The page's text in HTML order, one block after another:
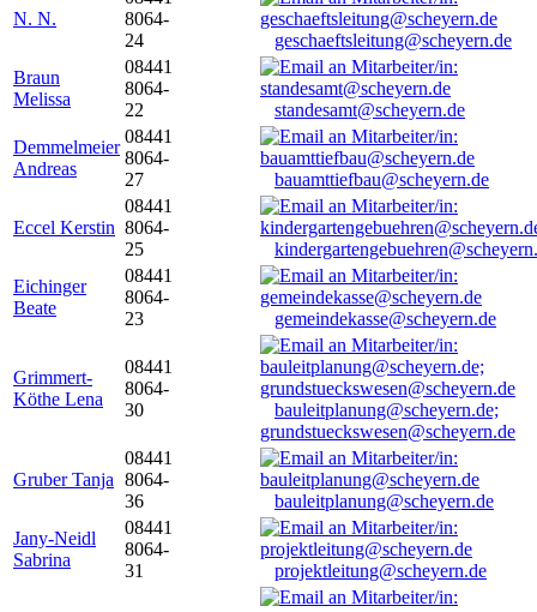
N. N.
8064-
24
geschaeftsleitung@scheyern.de
Braun
Melissa
08441
8064-
22
standesamt@scheyern.de
Demmelmeier
Andreas
08441
8064-
27
bauamttiefbau@scheyern.de
Eccel Kerstin
08441
8064-
25
Eichinger
Beate
08441
8064-
23
gemeindekasse@scheyern.de
Grimmert-
Köthe Lena
08441
8064-
30
bauleitplanung@scheyern.de;
grundstueckswesen@scheyern.de
Gruber Tanja
08441
8064-
36
bauleitplanung@scheyern.de
Jany-Neidl
Sabrina
08441
8064-
31
projektleitung@scheyern.de